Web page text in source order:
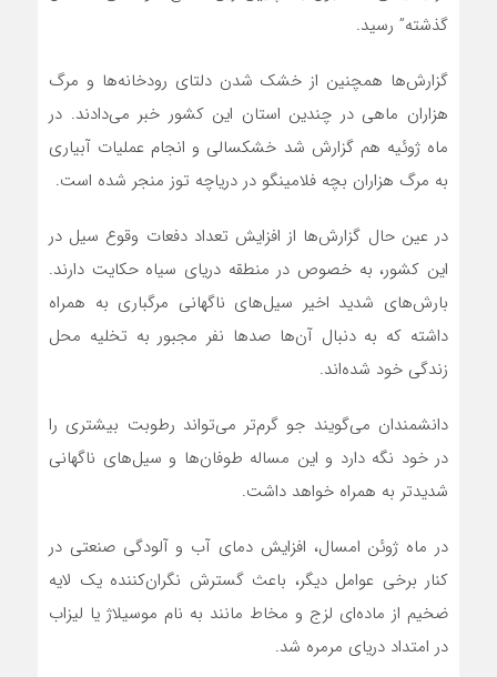
گذشته” رسید.
گزارش‌ها همچنین از خشک شدن دلتای رودخانه‌ها و مرگ
هزاران ماهی در چندین استان این کشور خبر می‌دادند. در
ماه ژوئیه‌ هم گزارش شد خشکسالی و انجام عملیات آبیاری
به مرگ هزاران بچه فلامینگو در دریاچه توز منجر شده است.
در عین حال گزارش‌ها از افزایش تعداد دفعات وقوع سیل در
این کشور، به خصوص در منطقه دریای سیاه حکایت دارند.
بارش‌های شدید اخیر سیل‌های ناگهانی مرگباری به همراه
داشته که به دنبال آن‌ها صدها نفر مجبور به تخلیه محل
زندگی خود شده‌اند.
دانشمندان می‌گویند جو گرم‌تر می‌تواند رطوبت بیشتری را
در خود نگه دارد و این مساله طوفان‌ها و سیل‌های ناگهانی
شدیدتر به همراه خواهد داشت.
در ماه ژوئن امسال، افزایش دمای آب و آلودگی صنعتی در
کنار برخی عوامل دیگر،‌ باعث گسترش نگران‌کننده یک لایه
ضخیم از ماده‌ای لزج و مخاط مانند به نام موسیلاژ یا لیزاب
در امتداد دریای مرمره شد.